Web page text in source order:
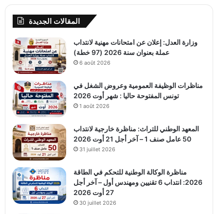
المقالات الجديدة
وزارة العدل: إعلان عن امتحانات مهنية لانتداب
عملة بعنوان سنة 2026 (97 خطة)
6 août 2026
مناظرات الوظيفة العمومية وعروض الشغل في
تونس المفتوحة حاليا : شهر أوت 2026
1 août 2026
المعهد الوطني للتراث: مناظرة خارجية لانتداب
50 عامل صنف 1 – آخر أجل 21 أوت 2026
31 juillet 2026
مناظرة الوكالة الوطنية للتحكم في الطاقة
2026: انتداب 6 تقنيين ومهندس أول – آخر أجل
27 أوت 2026
30 juillet 2026